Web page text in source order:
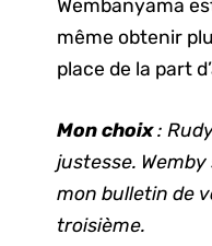
Wembanyama
même obtenir
place de la part
Mon choix:
justesse.
mon bulletin de
troisième.